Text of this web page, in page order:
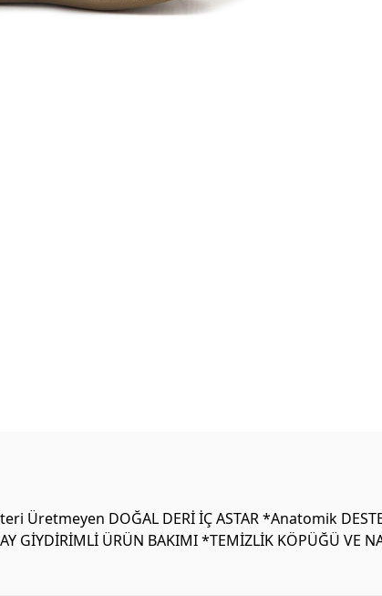
Üretmeyen DOĞAL DERİ İÇ ASTAR *Anatomik
GİYDİRİMLİ ÜRÜN BAKIMI *TEMİZLİK KÖPÜĞÜ VE